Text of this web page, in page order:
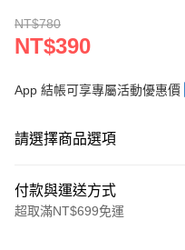
NT$780
NT$390
App 結帳可享專屬活動優惠價
請選擇商品選項
付款與運送方式
超取滿NT$699免運